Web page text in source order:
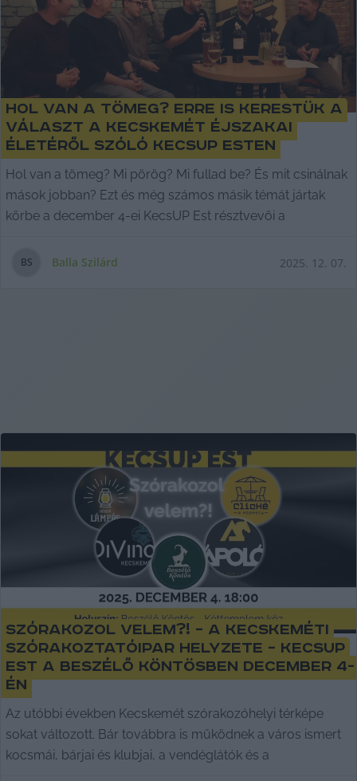
Hol van a tömeg? Erre is kerestük a
választ a Kecskemét éjszakai
életéről szóló KecsUP Esten
Hol van a tömeg? Mi pörög? Mi fullad be? És mit csinálnak
mások jobban? Ezt és még számos másik témát jártak
körbe a december 4-ei KecsUP Est résztvevői a
BS Balla Szilárd 2025. 12. 07.
Szórakozol velem?! – a kecskeméti
szórakoztatóipar helyzete – KecsUP
Est a Beszélő Köntösben december 4-
én
Az utóbbi években Kecskemét szórakozóhelyi térképe
sokat változott. Bár továbbra is működnek a város ismert
kocsmái, bárjai és klubjai, a vendéglátók és a